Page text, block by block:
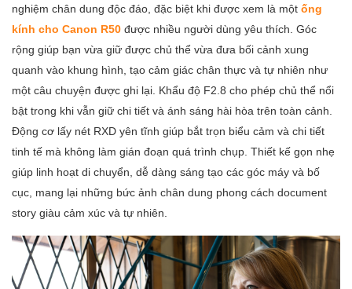
nghiệm chân dung độc đáo, đặc biệt khi được xem là một ống
kính cho Canon R50 được nhiều người dùng yêu thích. Góc
rộng giúp bạn vừa giữ được chủ thể vừa đưa bối cảnh xung
quanh vào khung hình, tạo cảm giác chân thực và tự nhiên như
một câu chuyện được ghi lại. Khẩu độ F2.8 cho phép chủ thể nổi
bật trong khi vẫn giữ chi tiết và ánh sáng hài hòa trên toàn cảnh.
Động cơ lấy nét RXD yên tĩnh giúp bắt trọn biểu cảm và chi tiết
tinh tế mà không làm gián đoạn quá trình chụp. Thiết kế gọn nhẹ
giúp linh hoạt di chuyển, dễ dàng sáng tạo các góc máy và bố
cục, mang lại những bức ảnh chân dung phong cách document
story giàu cảm xúc và tự nhiên.